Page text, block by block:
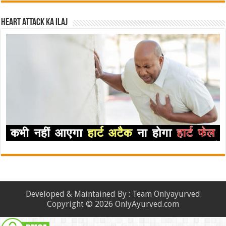
Heart attack ka ilaj
Developed & Maintained By : Team Onlyayurved
Copyright © 2026 OnlyAyurved.com